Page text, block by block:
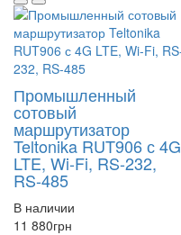
Промышленный
сотовый
маршрутизатор
Teltonika RUT906 с 4G
LTE, Wi-Fi, RS-232,
RS-485
В наличии
11 880грн